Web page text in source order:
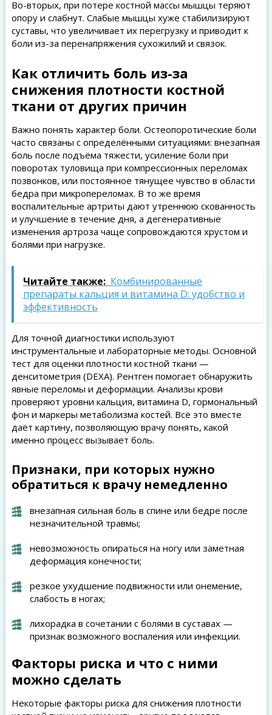
Во-вторых, при потере костной массы мышцы теряют
опору и слабнут. Слабые мышцы хуже стабилизируют
суставы, что увеличивает их перегрузку и приводит к
боли из-за перенапряжения сухожилий и связок.
Как отличить боль из-за
снижения плотности костной
ткани от других причин
Важно понять характер боли. Остеопоротические боли
часто связаны с определёнными ситуациями: внезапная
боль после подъёма тяжести, усиление боли при
поворотах туловища при компрессионных переломах
позвонков, или постоянное тянущее чувство в области
бедра при микропереломах. В то же время
воспалительные артриты дают утреннюю скованность
и улучшение в течение дня, а дегенеративные
изменения артроза чаще сопровождаются хрустом и
болями при нагрузке.
Читайте также: Комбинированные
препараты кальция и витамина D: удобство и
эффективность
Для точной диагностики используют
инструментальные и лабораторные методы. Основной
тест для оценки плотности костной ткани —
денситометрия (DEXA). Рентген помогает обнаружить
явные переломы и деформации. Анализы крови
проверяют уровни кальция, витамина D, гормональный
фон и маркеры метаболизма костей. Всё это вместе
даёт картину, позволяющую врачу понять, какой
именно процесс вызывает боль.
Признаки, при которых нужно
обратиться к врачу немедленно
внезапная сильная боль в спине или бедре после
незначительной травмы;
невозможность опираться на ногу или заметная
деформация конечности;
резкое ухудшение подвижности или онемение,
слабость в ногах;
лихорадка в сочетании с болями в суставах —
признак возможного воспаления или инфекции.
Факторы риска и что с ними
можно сделать
Некоторые факторы риска для снижения плотности